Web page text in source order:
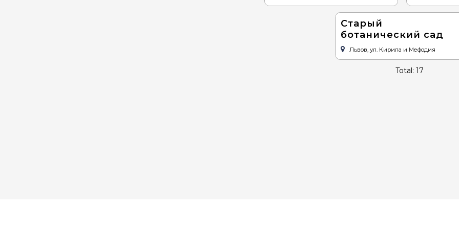
Старый
ботанический сад
Львов, ул. Кирила и Мефодия
Total: 17